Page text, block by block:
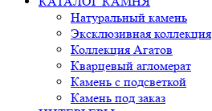
Натуральный камень
Эксклюзивная коллекция
Коллекция Агатов
Кварцевый агломерат
Камень с подсветкой
Камень под заказ